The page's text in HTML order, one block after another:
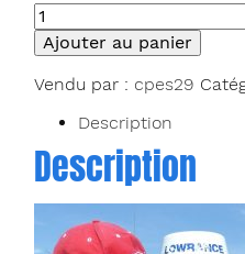
quantité
de
Stage
d'initiation
et
formation
la
chasse
sous-
marine
(PSM
Ajouter au panier
Vendu par : cpes29
Description
Description